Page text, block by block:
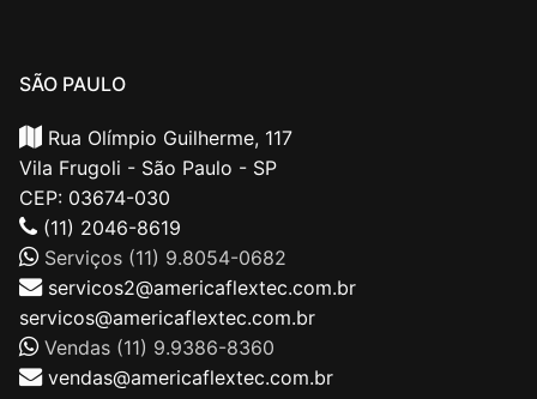
SÃO PAULO
Rua Olímpio Guilherme, 117
Vila Frugoli - São Paulo - SP
CEP: 03674-030
(11) 2046-8619
Serviços (11) 9.8054-0682
servicos2@americaflextec.com.br
servicos@americaflextec.com.br
Vendas (11) 9.9386-8360
vendas@americaflextec.com.br